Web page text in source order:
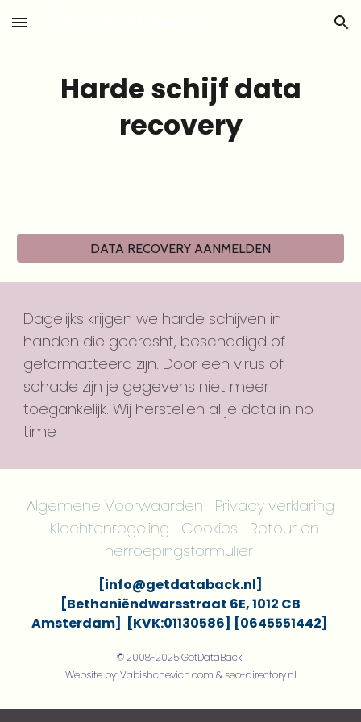
Skip to main content Skip to navigation
Harde schijf data
recovery
DATA RECOVERY AANMELDEN
Dagelijks krijgen we harde schijven in
handen die gecrasht, beschadigd of
geformatteerd zijn. Door een virus of
schade zijn je gegevens niet meer
toegankelijk. Wij herstellen al je data in no-
time
Algemene Voorwaarden
Privacy verklaring
Klachtenregeling
Cookies
Retour en
herroepingsformulier
[info@getdataback.nl]
[Bethaniëndwarsstraat 6E, 1012 CB
Amsterdam] [KVK:01130586] [0645551442]
© 2008-2025GetDataBack
Website by: Vabishchevich.com & seo-directory.nl